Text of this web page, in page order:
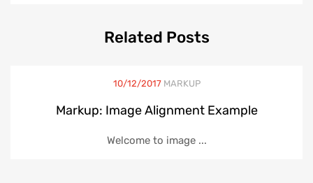
Related Posts
10/12/2017 MARKUP
Markup: Image Alignment Example
Welcome to image ...